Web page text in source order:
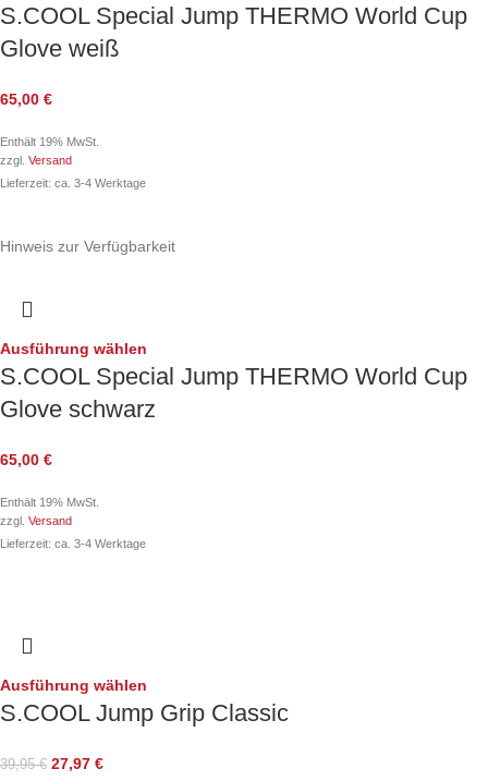
S.COOL Special Jump THERMO World Cup
Glove weiß
65,00 €
Enthält 19% MwSt.
zzgl. Versand
Lieferzeit: ca. 3-4 Werktage
Hinweis zur Verfügbarkeit
Ausführung wählen
S.COOL Special Jump THERMO World Cup
Glove schwarz
65,00 €
Enthält 19% MwSt.
zzgl. Versand
Lieferzeit: ca. 3-4 Werktage
Ausführung wählen
S.COOL Jump Grip Classic
39,95€ 27,97 €